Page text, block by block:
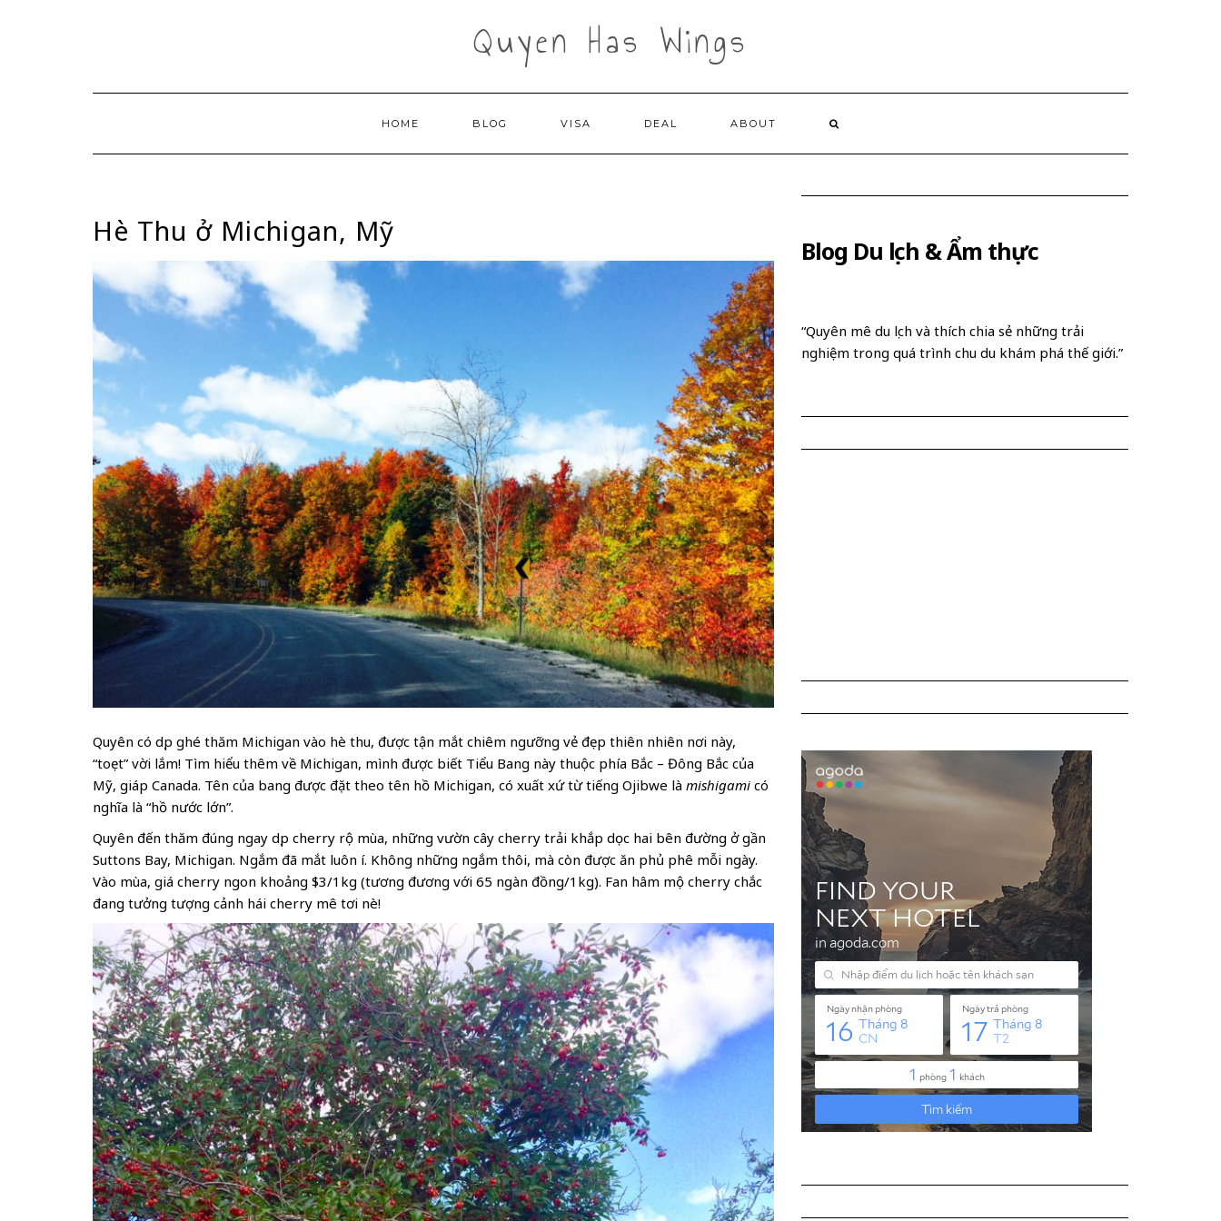
Quyen Has Wings
HOME BLOG VISA DEAL ABOUT
Hè Thu ở Michigan, Mỹ
Quyên có dịp ghé thăm Michigan vào hè thu, được tận mắt chiêm ngưỡng vẻ đẹp thiên nhiên nơi này,
“toẹt” vời lắm! Tìm hiểu thêm về Michigan, mình được biết Tiểu Bang này thuộc phía Bắc – Đông Bắc của
Mỹ, giáp Canada. Tên của bang được đặt theo tên hồ Michigan, có xuất xứ từ tiếng Ojibwe là mishigami có
nghĩa là “hồ nước lớn”.
Quyên đến thăm đúng ngay dịp cherry rộ mùa, những vườn cây cherry trải khắp dọc hai bên đường ở gần
Suttons Bay, Michigan. Ngắm đã mắt luôn í. Không những ngắm thôi, mà còn được ăn phủ phê mỗi ngày.
Vào mùa, giá cherry ngon khoảng $3/1kg (tương đương với 65 ngàn đồng/1kg). Fan hâm mộ cherry chắc
đang tưởng tượng cảnh hái cherry mê tơi nè!
Blog Du lịch & Ẩm thực
“Quyên mê du lịch và thích chia sẻ những trải
nghiệm trong quá trình chu du khám phá thế giới.”